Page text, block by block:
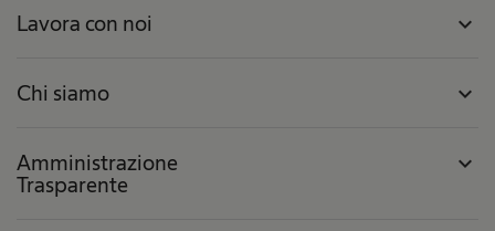
Lavora con noi expand_more
Chi siamo expand_more
Amministrazione
Trasparente
expand_more